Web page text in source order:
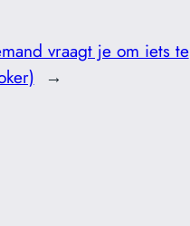
vraagt je om iets te
→